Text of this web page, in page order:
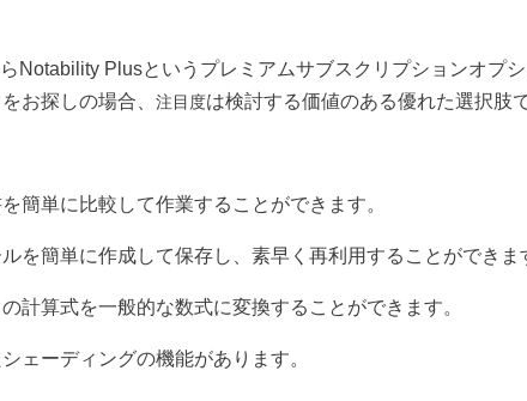
Notability Plusというプレミアムサブスクリプションオプ
お探しの場合、 注目度は検討する価値のある優れた選択肢で
簡単に比較して作業することができます。
を簡単に作成して保存し、素早く再利用することができま
計算式を一般的な数式に変換することができます。
ェーディングの機能があります。